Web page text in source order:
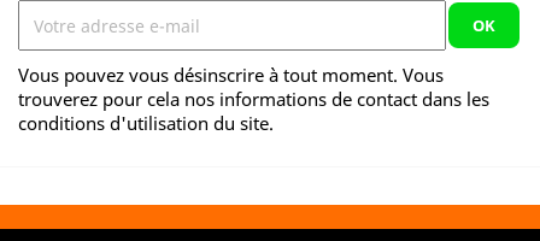
Vous pouvez vous désinscrire à tout moment. Vous
trouverez pour cela nos informations de contact dans les
conditions d'utilisation du site.